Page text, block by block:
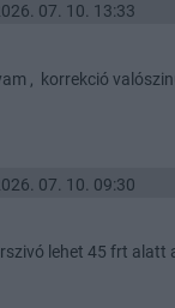
07. 10. 13:33
, korrekció
07. 10. 09:30
lehet 45 frt alatt